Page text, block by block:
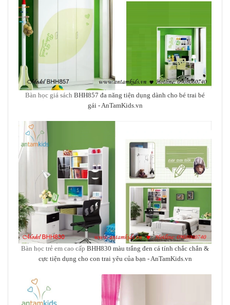
Bàn học giá sách BHH857 đa năng tiện dụng dành cho bé trai bé
gái - AnTamKids.vn
Bàn học trẻ em cao cấp BHH830 màu trắng đen cá tính chắc chắn &
cực tiện dụng cho con trai yêu của bạn - AnTamKids.vn